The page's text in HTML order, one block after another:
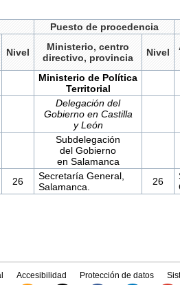
Puesto de procedencia
Nivel
Ministerio, centro
directivo, provincia
Nivel
Ministerio de Política
Territorial
Delegación del
Gobierno en Castilla
y León
Subdelegación
del Gobierno
en Salamanca
26
Secretaría General,
Salamanca.
26
Accesibilidad Protección de datos